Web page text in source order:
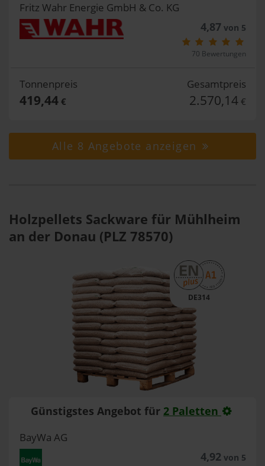
Fritz Wahr Energie GmbH & Co. KG
4,87von 5
70 Bewertungen
Tonnenpreis
419,44€
Gesamtpreis
2.570,14 €
Alle 8 Angebote anzeigen
Holzpellets Sackware für Mühlheim
an der Donau (PLZ 78570)
DE314
Günstigstes Angebot für 2 Paletten
BayWa AG
4,92von 5